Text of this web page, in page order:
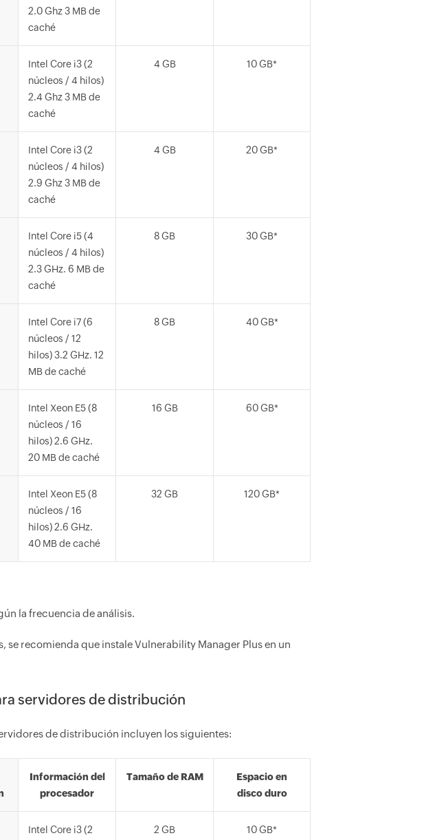
2.0 Ghz 3 MB de
caché
Intel Core i3 (2
núcleos / 4 hilos)
2.4 Ghz 3 MB de
caché
4 GB 10 GB*
Intel Core i3 (2
núcleos / 4 hilos)
2.9 Ghz 3 MB de
caché
4 GB 20 GB*
Intel Core i5 (4
núcleos / 4 hilos)
2.3 GHz. 6 MB de
caché
8 GB 30 GB*
Intel Core i7 (6
núcleos / 12
hilos) 3.2 GHz. 12
MB de caché
8 GB 40 GB*
Intel Xeon E5 (8
núcleos / 16
hilos) 2.6 GHz.
20 MB de caché
16 GB 60 GB*
Intel Xeon E5 (8
núcleos / 16
hilos) 2.6 GHz.
40 MB de caché
32 GB 120 GB*
la frecuencia de análisis.
se recomienda que instale Vulnerability Manager Plus en un
servidores de distribución
de distribución incluyen los siguientes:
Información del
procesador
Tamaño de RAM
Espacio en
disco duro
Intel Core i3 (2
2 GB 10 GB*